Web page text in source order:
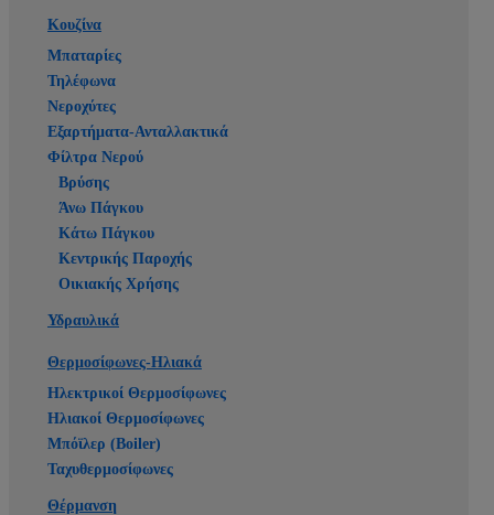
Κουζίνα
Μπαταρίες
Τηλέφωνα
Νεροχύτες
Εξαρτήματα-Ανταλλακτικά
Φίλτρα Νερού
Βρύσης
Άνω Πάγκου
Κάτω Πάγκου
Κεντρικής Παροχής
Οικιακής Χρήσης
Υδραυλικά
Θερμοσίφωνες-Ηλιακά
Ηλεκτρικοί Θερμοσίφωνες
Ηλιακοί Θερμοσίφωνες
Μπόϊλερ (Boiler)
Ταχυθερμοσίφωνες
Θέρμανση